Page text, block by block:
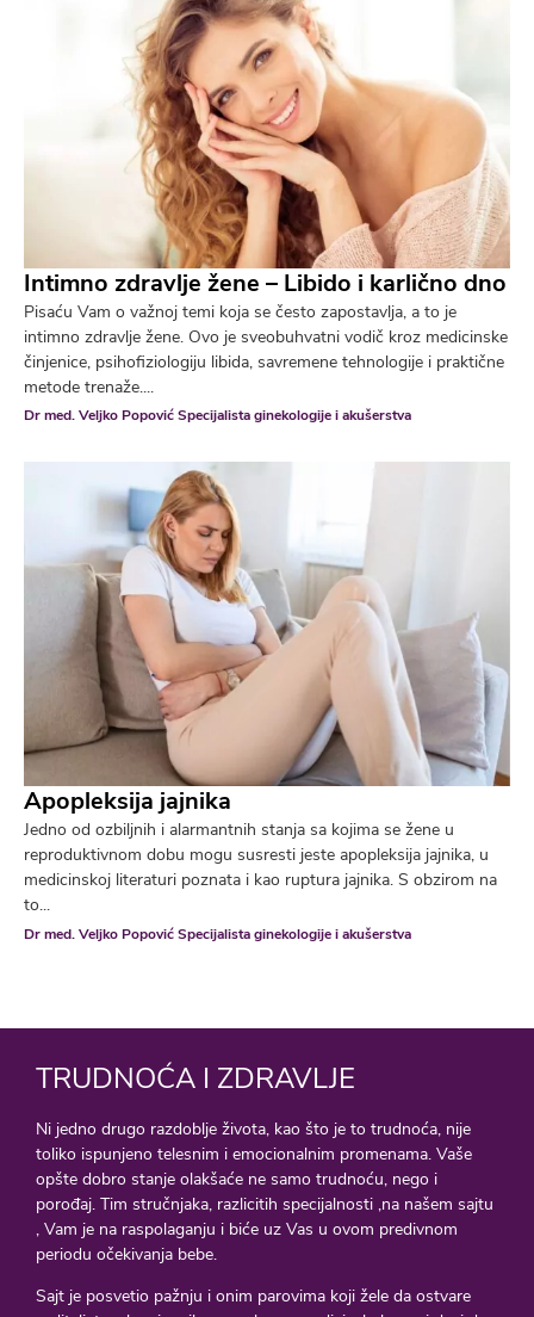
Intimno zdravlje žene – Libido i karlično dno
Pisaću Vam o važnoj temi koja se često zapostavlja, a to je
intimno zdravlje žene. Ovo je sveobuhvatni vodič kroz medicinske
činjenice, psihofiziologiju libida, savremene tehnologije i praktične
metode trenaže....
Dr med. Veljko Popović Specijalista ginekologije i akušerstva
Apopleksija jajnika
Jedno od ozbiljnih i alarmantnih stanja sa kojima se žene u
reproduktivnom dobu mogu susresti jeste apopleksija jajnika, u
medicinskoj literaturi poznata i kao ruptura jajnika. S obzirom na
to...
Dr med. Veljko Popović Specijalista ginekologije i akušerstva
TRUDNOĆA I ZDRAVLJE
Ni jedno drugo razdoblje života, kao što je to trudnoća, nije
toliko ispunjeno telesnim i emocionalnim promenama. Vaše
opšte dobro stanje olakšaće ne samo trudnoću, nego i
porođaj. Tim stručnjaka, razlicitih specijalnosti ,na našem sajtu
, Vam je na raspolaganju i biće uz Vas u ovom predivnom
periodu očekivanja bebe.
Sajt je posvetio pažnju i onim parovima koji žele da ostvare